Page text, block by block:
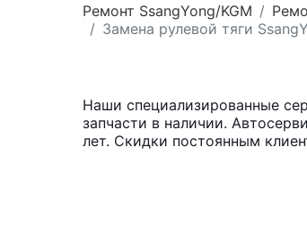
Ремонт SsangYong/KGM
Замена рулевой тяги
Наши специализированные
запчасти в наличии.
лет. Скидки постоянным